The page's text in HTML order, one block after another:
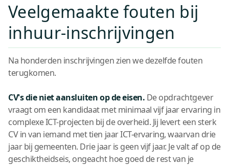
Veelgemaakte fouten bij
inhuur-inschrijvingen
Na honderden inschrijvingen zien we dezelfde fouten
terugkomen.
CV's die niet aansluiten op de eisen. De opdrachtgever
vraagt om een kandidaat met minimaal vijf jaar ervaring in
complexe ICT-projecten bij de overheid. Jij levert een sterk
CV in van iemand met tien jaar ICT-ervaring, waarvan drie
jaar bij gemeenten. Drie jaar is geen vijf jaar. Je valt af op de
geschiktheidseis, ongeacht hoe goed de rest van je